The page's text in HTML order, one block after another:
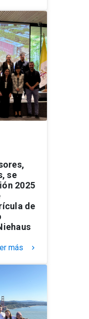
se
2025
de
más keyboard_arrow_right